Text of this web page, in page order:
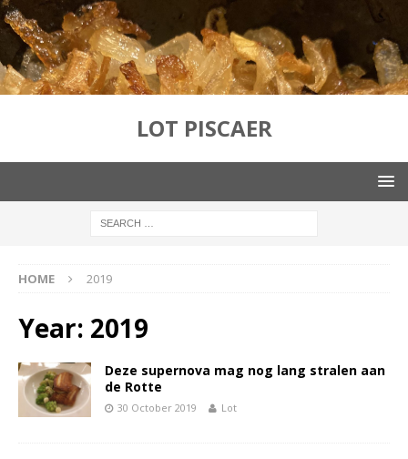
LOT PISCAER
HOME 2019
Year: 2019
Deze supernova mag nog lang stralen aan
de Rotte
30 October 2019 Lot